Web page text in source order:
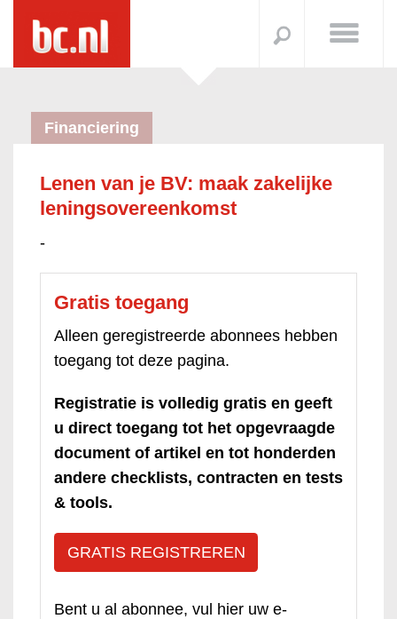
Financiering
Lenen van je BV: maak zakelijke
leningsovereenkomst
-
Gratis toegang
Alleen geregistreerde abonnees hebben
toegang tot deze pagina.
Registratie is volledig gratis en geeft
u direct toegang tot het opgevraagde
document of artikel en tot honderden
andere checklists, contracten en tests
& tools.
GRATIS REGISTREREN
Bent u al abonnee, vul hier uw e-